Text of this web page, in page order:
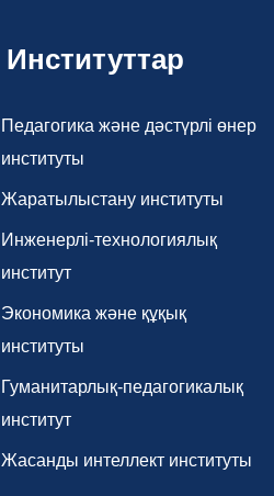
Институттар
Педагогика және дәстүрлі өнер
институты
Жаратылыстану институты
Инженерлі-технологиялық
институт
Экономика және құқық
институты
Гуманитарлық-педагогикалық
институт
Жасанды интеллект институты